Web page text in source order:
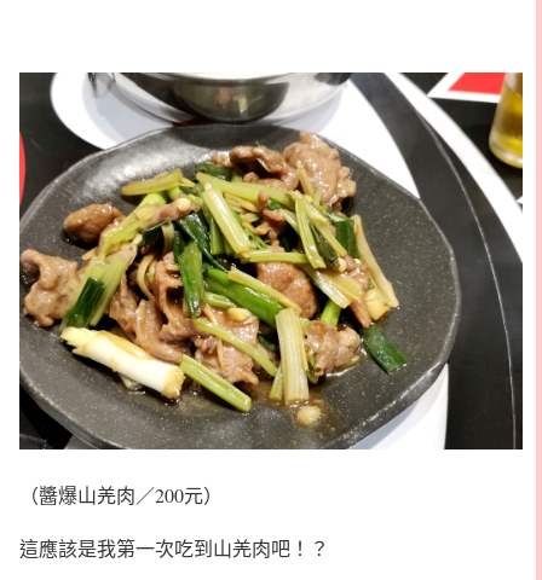
（醬爆山羌肉／200元）
這應該是我第一次吃到山羌肉吧！？